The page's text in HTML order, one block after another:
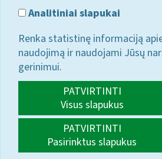
Analitiniai slapukai
Renka statistinę informaciją
naudojimą ir naudojami Jūsų
gerinimui.
PATVIRTINTI
Visus slapukus
PATVIRTINTI
Pasirinktus slapukus